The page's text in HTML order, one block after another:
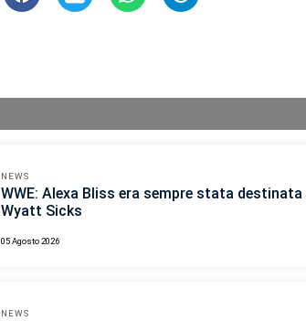
NEWS
WWE: Alexa Bliss era sempre stata destinata
Wyatt Sicks
05 Agosto 2026
NEWS